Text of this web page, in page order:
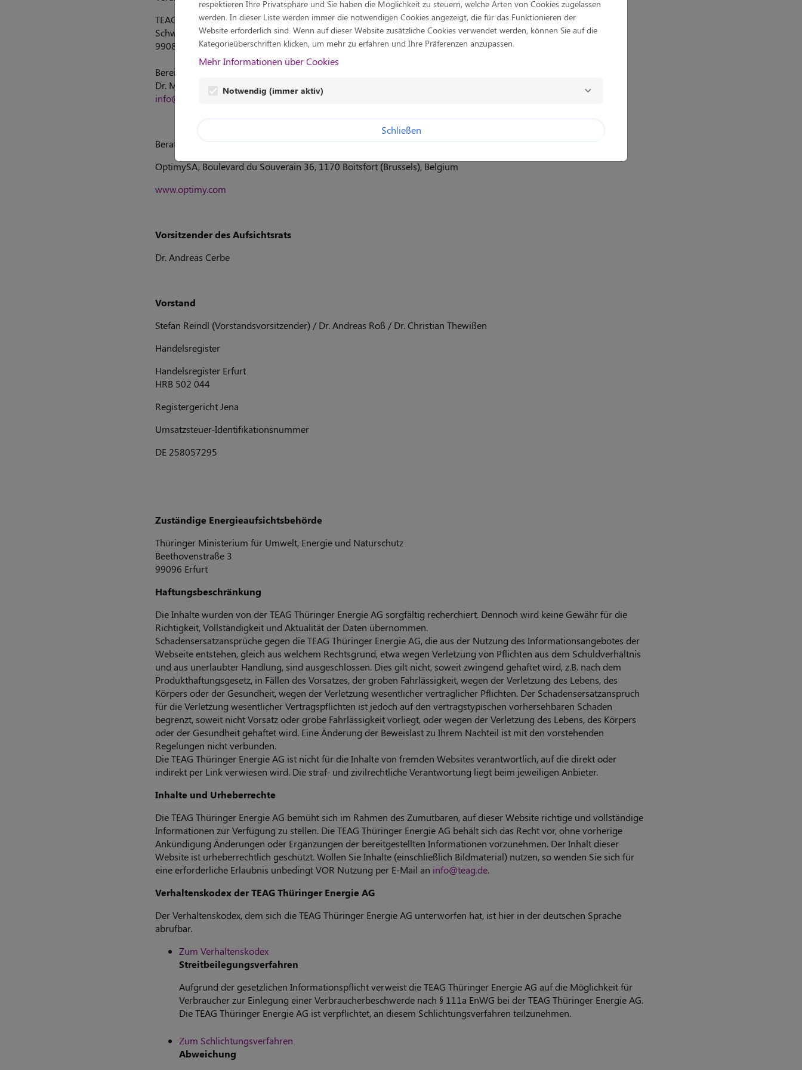
TEAG Thüringer Energie AG
Schwerborner Straße 30
99087 Erfurt
Bereich Kommunikation und Öffentlichkeitsarbeit
Dr. Matthias Sturm
info@teag.de
Beratung, Konzeption und Realisierung (technischer Dienstleister)
OptimySA, Boulevard du Souverain 36, 1170 Boitsfort (Brussels), Belgium
www.optimy.com
Vorsitzender des Aufsichtsrats
Dr. Andreas Cerbe
Vorstand
Stefan Reindl (Vorstandsvorsitzender) / Dr. Andreas Roß / Dr. Christian Thewißen
Handelsregister
Handelsregister Erfurt
HRB 502 044
Registergericht Jena
Umsatzsteuer-Identifikationsnummer
DE 258057295
Zuständige Energieaufsichtsbehörde
Thüringer Ministerium für Umwelt, Energie und Naturschutz
Beethovenstraße 3
99096 Erfurt
Haftungsbeschränkung
Die Inhalte wurden von der TEAG Thüringer Energie AG sorgfältig recherchiert. Dennoch wird keine Gewähr für die
Richtigkeit, Vollständigkeit und Aktualität der Daten übernommen.
Schadensersatzansprüche gegen die TEAG Thüringer Energie AG, die aus der Nutzung des Informationsangebotes der
Webseite entstehen, gleich aus welchem Rechtsgrund, etwa wegen Verletzung von Pflichten aus dem Schuldverhältnis
und aus unerlaubter Handlung, sind ausgeschlossen. Dies gilt nicht, soweit zwingend gehaftet wird, z.B. nach dem
Produkthaftungsgesetz, in Fällen des Vorsatzes, der groben Fahrlässigkeit, wegen der Verletzung des Lebens, des
Körpers oder der Gesundheit, wegen der Verletzung wesentlicher vertraglicher Pflichten. Der Schadensersatzanspruch
für die Verletzung wesentlicher Vertragspflichten ist jedoch auf den vertragstypischen vorhersehbaren Schaden
begrenzt, soweit nicht Vorsatz oder grobe Fahrlässigkeit vorliegt, oder wegen der Verletzung des Lebens, des Körpers
oder der Gesundheit gehaftet wird. Eine Änderung der Beweislast zu Ihrem Nachteil ist mit den vorstehenden
Regelungen nicht verbunden.
Die TEAG Thüringer Energie AG ist nicht für die Inhalte von fremden Websites verantwortlich, auf die direkt oder
indirekt per Link verwiesen wird. Die straf- und zivilrechtliche Verantwortung liegt beim jeweiligen Anbieter.
Inhalte und Urheberrechte
Die TEAG Thüringer Energie AG bemüht sich im Rahmen des Zumutbaren, auf dieser Website richtige und vollständige
Informationen zur Verfügung zu stellen. Die TEAG Thüringer Energie AG behält sich das Recht vor, ohne vorherige
Ankündigung Änderungen oder Ergänzungen der bereitgestellten Informationen vorzunehmen. Der Inhalt dieser
Website ist urheberrechtlich geschützt. Wollen Sie Inhalte (einschließlich Bildmaterial) nutzen, so wenden Sie sich für
eine erforderliche Erlaubnis unbedingt VOR Nutzung per E-Mail an info@teag.de.
Verhaltenskodex der TEAG Thüringer Energie AG
Der Verhaltenskodex, dem sich die TEAG Thüringer Energie AG unterworfen hat, ist hier in der deutschen Sprache
abrufbar.
Zum Verhaltenskodex
Streitbeilegungsverfahren
Aufgrund der gesetzlichen Informationspflicht verweist die TEAG Thüringer Energie AG auf die Möglichkeit für
Verbraucher zur Einlegung einer Verbraucherbeschwerde nach § 111a EnWG bei der TEAG Thüringer Energie AG.
Die TEAG Thüringer Energie AG ist verpflichtet, an diesem Schlichtungsverfahren teilzunehmen.
Zum Schlichtungsverfahren
Abweichung
respektieren Ihre Privatsphäre und Sie haben die Möglichkeit zu steuern, welche Arten von Cookies zugelassen
werden. In dieser Liste werden immer die notwendigen Cookies angezeigt, die für das Funktionieren der
Website erforderlich sind. Wenn auf dieser Website zusätzliche Cookies verwendet werden, können Sie auf die
Kategorieüberschriften klicken, um mehr zu erfahren und Ihre Präferenzen anzupassen.
Mehr Informationen über Cookies
Notwendig (immer aktiv)
Schließen